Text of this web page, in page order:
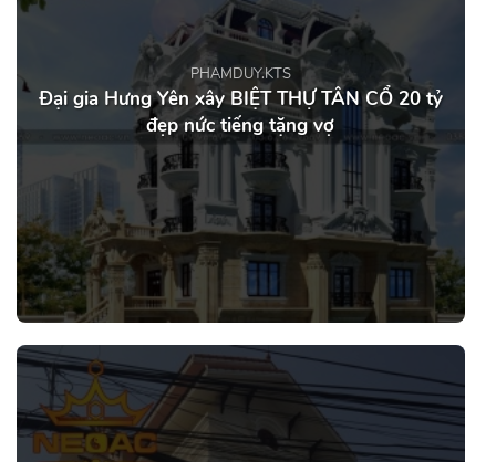
PHAMDUY.KTS
Đại gia Hưng Yên xây BIỆT THỰ TÂN CỔ 20 tỷ
đẹp nức tiếng tặng vợ